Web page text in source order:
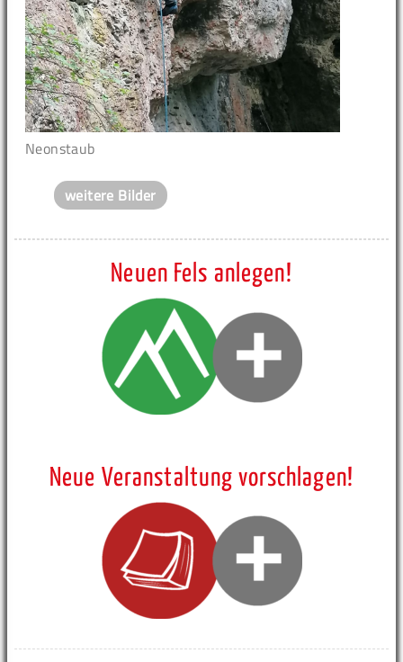
Neonstaub
weitere Bilder
Neuen Fels anlegen!
Neue Veranstaltung vorschlagen!